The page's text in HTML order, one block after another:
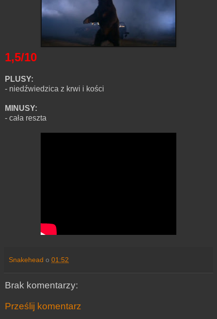
1,5/10
PLUSY:
- niedźwiedzica z krwi i kości
MINUSY:
- cała reszta
Snakehead o 01:52
Brak komentarzy:
Prześlij komentarz